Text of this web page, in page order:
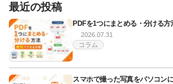
最近の投稿
PDFを1つにまとめる・分ける
2026.07.31
コラム
スマホで撮った写真をパソコン